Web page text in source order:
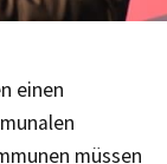
einen
müssen